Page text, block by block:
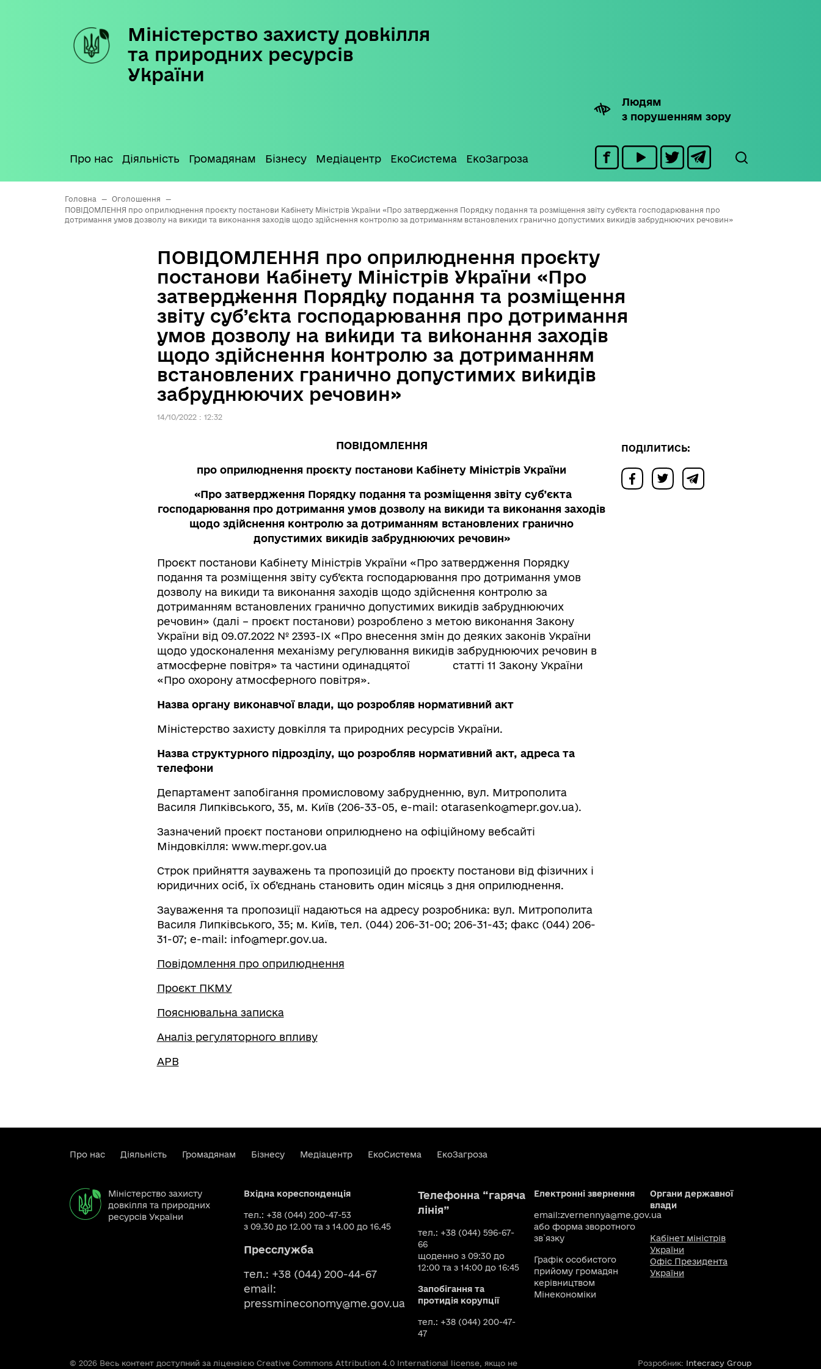
Міністерство захисту довкілля
та природних ресурсів
України
Людям
з порушенням зору
Про нас Діяльність Громадянам Бізнесу Медіацентр ЕкоСистема ЕкоЗагроза
Головна — Оголошення
—
ПОВІДОМЛЕННЯ про оприлюднення проєкту постанови Кабінету Міністрів України «Про затвердження Порядку подання та розміщення звіту суб’єкта господарювання про
дотримання умов дозволу на викиди та виконання заходів щодо здійснення контролю за дотриманням встановлених гранично допустимих викидів забруднюючих речовин»
ПОВІДОМЛЕННЯ про оприлюднення проєкту
постанови Кабінету Міністрів України «Про
затвердження Порядку подання та розміщення
звіту суб’єкта господарювання про дотримання
умов дозволу на викиди та виконання заходів
щодо здійснення контролю за дотриманням
встановлених гранично допустимих викидів
забруднюючих речовин»
14/10/2022 : 12:32
ПОВІДОМЛЕННЯ
про оприлюднення проєкту постанови Кабінету Міністрів України
«Про затвердження Порядку подання та розміщення звіту суб’єкта
господарювання про дотримання умов дозволу на викиди та виконання заходів
щодо здійснення контролю за дотриманням встановлених гранично
допустимих викидів забруднюючих речовин»
Проєкт постанови Кабінету Міністрів України «Про затвердження Порядку
подання та розміщення звіту суб’єкта господарювання про дотримання умов
дозволу на викиди та виконання заходів щодо здійснення контролю за
дотриманням встановлених гранично допустимих викидів забруднюючих
речовин» (далі – проєкт постанови) розроблено з метою виконання Закону
України від 09.07.2022 № 2393-ІХ «Про внесення змін до деяких законів України
щодо удосконалення механізму регулювання викидів забруднюючих речовин в
атмосферне повітря» та частини одинадцятої статті 11 Закону України
«Про охорону атмосферного повітря».
Назва органу виконавчої влади, що розробляв нормативний акт
Міністерство захисту довкілля та природних ресурсів України.
Назва структурного підрозділу, що розробляв нормативний акт, адреса та
телефони
Департамент запобігання промисловому забрудненню, вул. Митрополита
Василя Липківського, 35, м. Київ (206-33-05, e-mail: otarasenko@mepr.gov.ua).
Зазначений проєкт постанови оприлюднено на офіційному вебсайті
Міндовкілля: www.mepr.gov.ua
Строк прийняття зауважень та пропозицій до проєкту постанови від фізичних і
юридичних осіб, їх об’єднань становить один місяць з дня оприлюднення.
Зауваження та пропозиції надаються на адресу розробника: вул. Митрополита
Василя Липківського, 35; м. Київ, тел. (044) 206-31-00; 206-31-43; факс (044) 206-
31-07; e-mail: info@mepr.gov.ua.
Повідомлення про оприлюднення
Проєкт ПКМУ
Пояснювальна записка
Аналіз регуляторного впливу
АРВ
ПОДІЛИТИСЬ:
Про нас Діяльність Громадянам Бізнесу Медіацентр ЕкоСистема ЕкоЗагроза
Міністерство захисту
довкілля та природних
ресурсів України
Вхідна кореспонденція
тел.: +38 (044) 200-47-53
з 09.30 до 12.00 та з 14.00 до 16.45
Пресслужба
тел.: +38 (044) 200-44-67
email:
pressmineconomy@me.gov.ua
Телефонна “гаряча
лінія”
тел.: +38 (044) 596-67-
66
щоденно з 09:30 до
12:00 та з 14:00 до 16:45
Запобігання та
протидія корупції
тел.: +38 (044) 200-47-
47
Електронні звернення
email:zvernennya@me.gov.ua
або форма зворотного
зв`язку
Графік особистого
прийому громадян
керівництвом
Мінекономіки
Органи державної
влади
Кабінет міністрів
України
Офіс Президента
України
© 2026 Весь контент доступний за ліцензією Creative Commons Attribution 4.0 International license, якщо не
Розробник: Intecracy Group